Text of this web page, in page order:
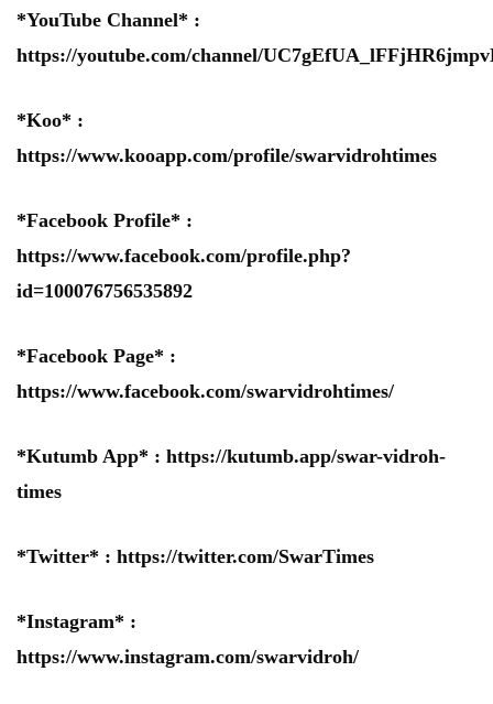
*YouTube Channel* :
https://youtube.com/channel/
*Koo* :
https://www.kooapp.com/profile/swarvidrohtimes
*Facebook Profile* :
https://www.facebook.com/profile.php?
id=100076756535892
*Facebook Page* :
https://www.facebook.com/swarvidrohtimes/
*Kutumb App* : https://kutumb.app/swar-vidroh-
times
*Twitter* : https://twitter.com/SwarTimes
*Instagram* :
https://www.instagram.com/swarvidroh/